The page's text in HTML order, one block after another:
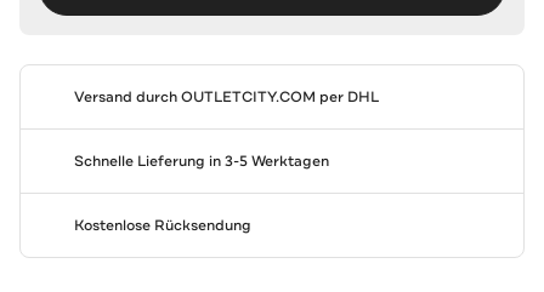
Versand durchOUTLETCITY.COM per DHL
Schnelle Lieferung in 3-5 Werktagen
Kostenlose Rücksendung